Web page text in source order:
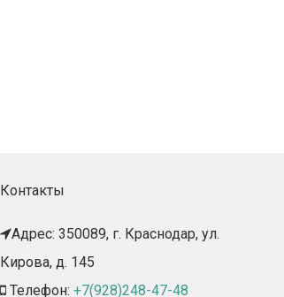
Контакты
Адрес: 350089, г. Краснодар, ул.
Кирова, д. 145​
Телефон: +7(928)248-47-48